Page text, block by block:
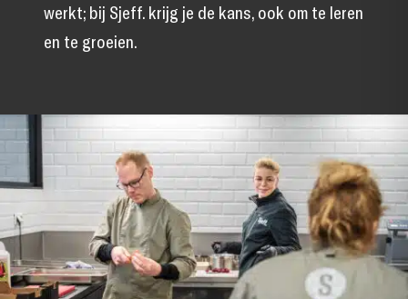
werkt; bij Sjeff. krijg je de kans, ook om te leren
en te groeien.